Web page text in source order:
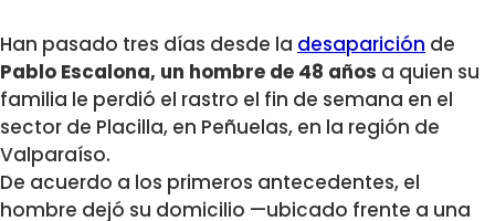
Han pasado tres días desde la desaparición de
Pablo Escalona, un hombre de 48 años a quien su
familia le perdió el rastro el fin de semana en el
sector de Placilla, en Peñuelas, en la región de
Valparaíso.
De acuerdo a los primeros antecedentes, el
hombre dejó su domicilio —ubicado frente a una